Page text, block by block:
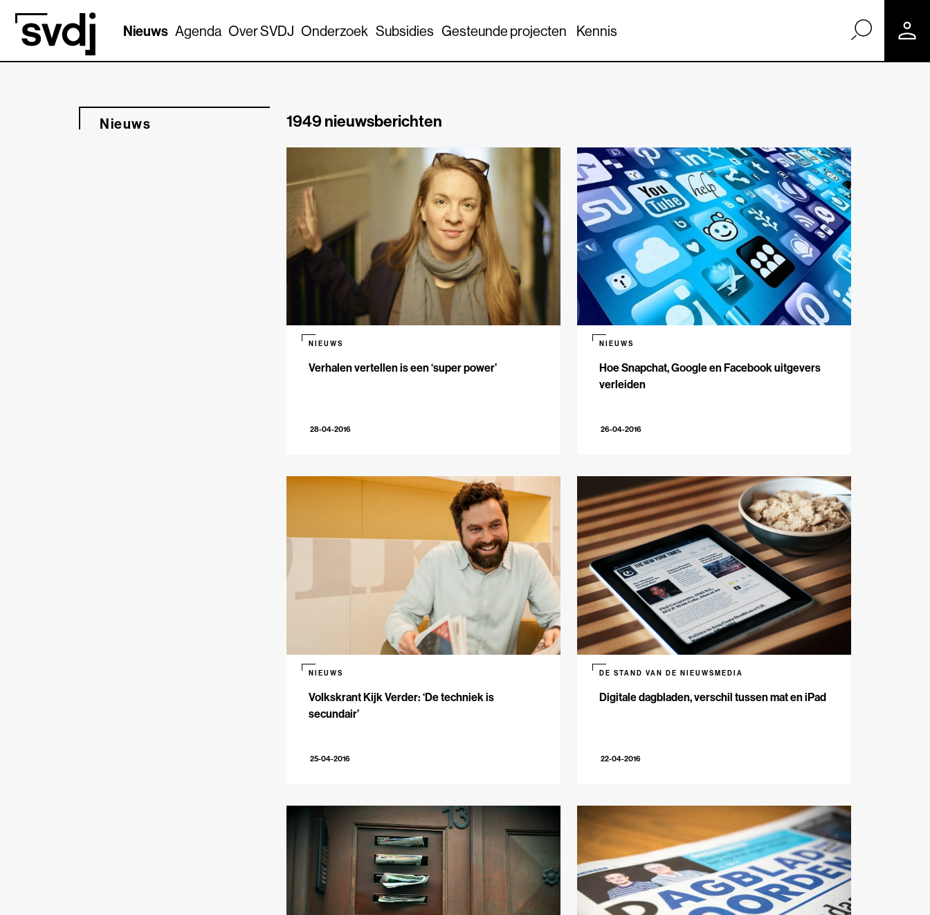
Naar hoofdinhoud
Nieuws Agenda Over SVDJ Onderzoek Subsidies Gesteunde projecten Kennis
Nieuws 1949 nieuwsberichten
Verhalen vertellen is een ‘super power’
NIEUWS
28-04-2016
Hoe Snapchat, Google en Facebook uitgevers
verleiden
NIEUWS
26-04-2016
Volkskrant Kijk Verder: ‘De techniek is
secundair’
NIEUWS
25-04-2016
Digitale dagbladen, verschil tussen mat en iPad
DE STAND VAN DE NIEUWSMEDIA
22-04-2016